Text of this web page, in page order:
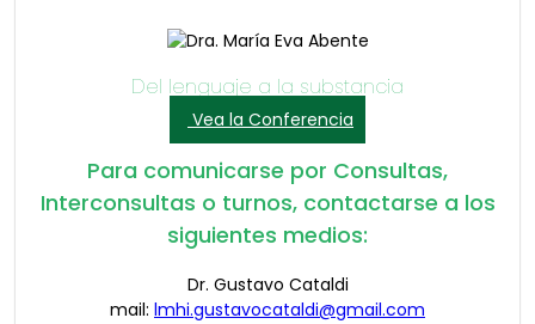
Del lenguaje a la substancia
Vea la Conferencia
Para comunicarse por Consultas,
Interconsultas o turnos, contactarse a los
siguientes medios:
Dr. Gustavo Cataldi
mail: lmhi.gustavocataldi@gmail.com